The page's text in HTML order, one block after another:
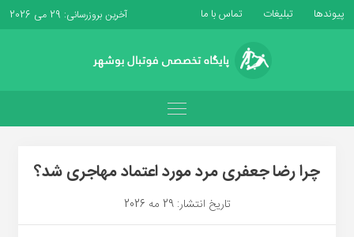
پیوندها تبلیغات تماس با ما آخرین بروزرسانی: 29 می 2026
چرا رضا جعفری مرد مورد اعتماد مهاجری شد؟
تاریخ انتشار: 29 مه 2026